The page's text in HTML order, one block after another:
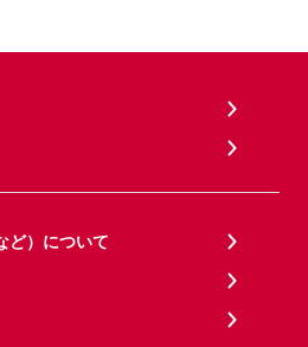
ど）について